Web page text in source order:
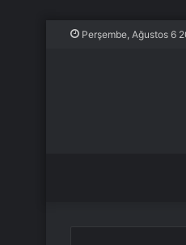
Perşembe, Ağustos 6